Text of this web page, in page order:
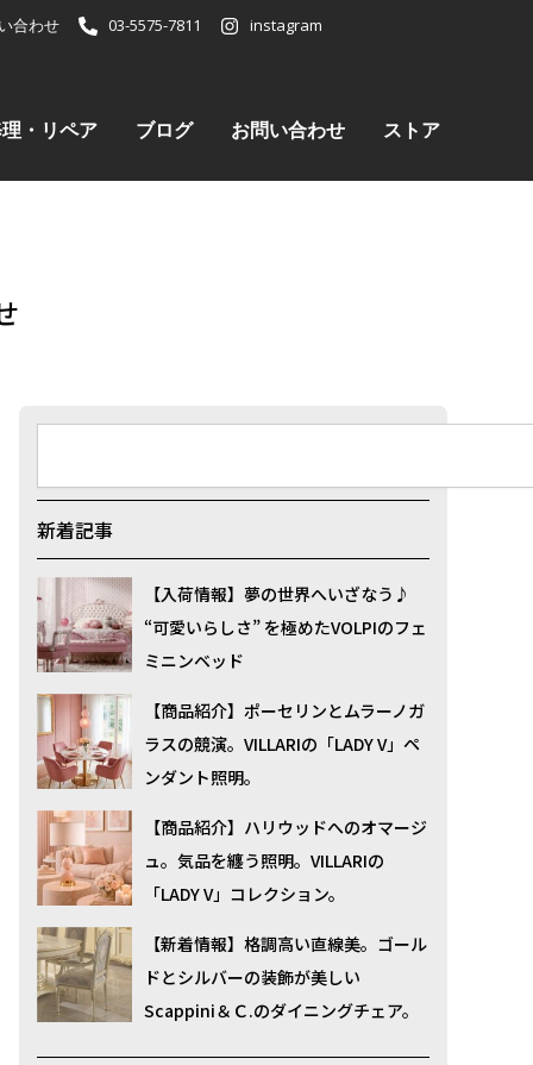
合わせ 03-5575-7811 instagram
・リペア ブログ お問い合わせ ストア
新着記事
【入荷情報】夢の世界へいざなう♪
“可愛いらしさ” を極めたVOLPIのフェ
ミニンベッド
【商品紹介】ポーセリンとムラーノガ
ラスの競演。VILLARIの「LADY V」ペ
ンダント照明。
【商品紹介】ハリウッドへのオマージ
ュ。気品を纏う照明。VILLARIの
「LADY V」コレクション。
【新着情報】格調高い直線美。ゴール
ドとシルバーの装飾が美しい
Scappini＆Ｃ.のダイニングチェア。